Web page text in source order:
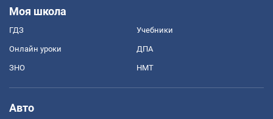
Моя школа
ГДЗ Учебники
Онлайн уроки ДПА
ЗНО НМТ
Авто